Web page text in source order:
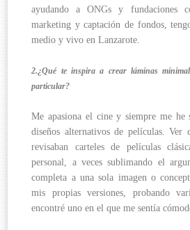
ayudando a ONGs y fundaciones
marketing y captación de fondos,
medio y vivo en Lanzarote.
2.¿Qué te inspira a crear láminas
particular?
Me apasiona el cine y siempre me he
diseños alternativos de películas. Ver
revisaban carteles de películas
personal, a veces sublimando el
completa a una sola imagen o
mis propias versiones, probando
encontré uno en el que me sentía